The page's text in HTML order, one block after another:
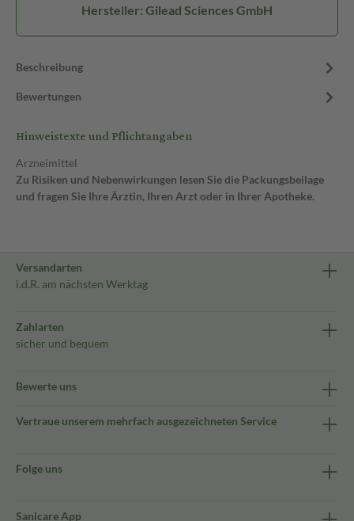
Hersteller: Gilead Sciences GmbH
Beschreibung
Bewertungen
Hinweistexte und Pflichtangaben
Arzneimittel
Zu Risiken und Nebenwirkungen lesen Sie die Packungsbeilage
und fragen Sie Ihre Ärztin, Ihren Arzt oder in Ihrer Apotheke.
Versandarten
i.d.R. am nächsten Werktag
Zahlarten
sicher und bequem
Bewerte uns
Vertraue unserem mehrfach ausgezeichneten Service
Folge uns
Sanicare App